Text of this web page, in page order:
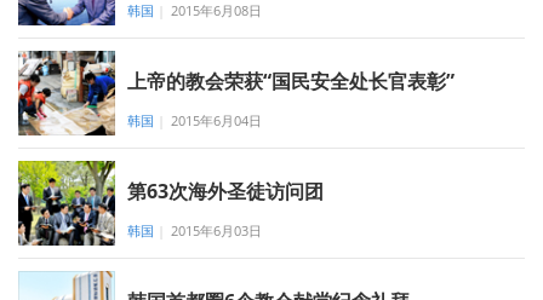
韩国 2015年6月08日
上帝的教会荣获“国民安全处长官表彰”
韩国 2015年6月04日
第63次海外圣徒访问团
韩国 2015年6月03日